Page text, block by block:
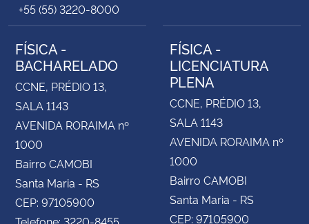
+55 (55) 3220-8000
FÍSICA -
BACHARELADO
CCNE, PRÉDIO 13,
SALA 1143
AVENIDA RORAIMA nº
1000
Bairro CAMOBI
Santa Maria - RS
CEP: 97105900
Telefone: 3220-8455
FÍSICA -
LICENCIATURA
PLENA
CCNE, PRÉDIO 13,
SALA 1143
AVENIDA RORAIMA nº
1000
Bairro CAMOBI
Santa Maria - RS
CEP: 97105900